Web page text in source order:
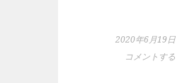
2020年6月19日
コメントする